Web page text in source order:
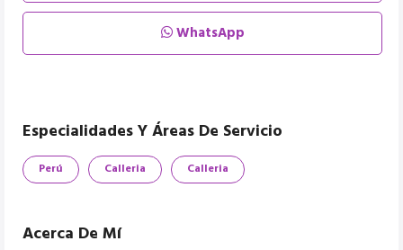
WhatsApp
Especialidades Y Áreas De Servicio
Perú Calleria Calleria
Acerca De Mí